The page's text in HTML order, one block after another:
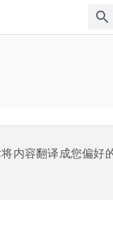
内容翻译成您偏好的